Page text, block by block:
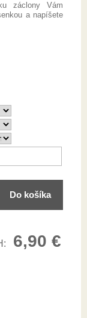
záclony Vám
a napíšete
Do košíka
6,90 €